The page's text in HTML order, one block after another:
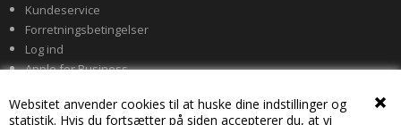
Websitet anvender cookies til at huske dine indstillinger og
statistik. Hvis du fortsætter på siden accepterer du, at vi
Kundeservice
Forretningsbetingelser
Log ind
Apple for Business